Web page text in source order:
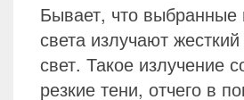
Бывает, что выбранные
света излучают
свет. Такое излучение
резкие тени, отчего в